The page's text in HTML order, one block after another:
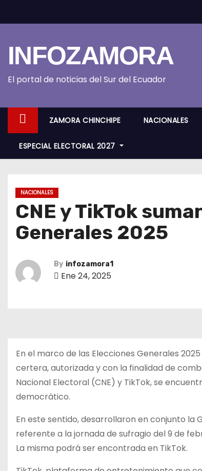
k
o
INFOZAMORA
El portal de noticias del Sur del Ecuador
ZAMORA CHINCHIPE NACIONALES
ESPECIAL ELECTORAL 2027
NACIONALES
CNE y TikTok
Generales 2025
By infozamora1
Ene 24, 2025
En el marco de las Elecciones Generales
certera, autorizada y con la finalidad de
Nacional Electoral (CNE) y TikTok, se
democrático.
En este sentido, desarrollaron en conjunto la
referente a la jornada de sufragio del 9 de
La misma podrá ser encontrada en TikTok.